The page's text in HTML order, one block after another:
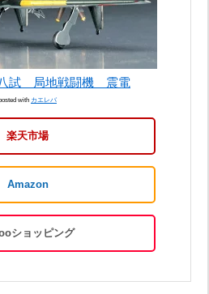
試 局地戦闘機 震電
with カエレバ
楽天市場
Amazon
ショッピング